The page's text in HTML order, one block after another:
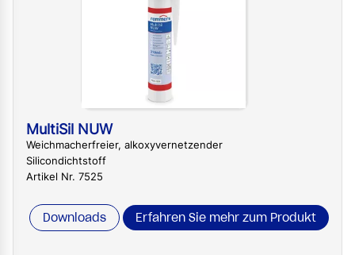
MultiSil NUW
Weichmacherfreier, alkoxyvernetzender
Silicondichtstoff
Artikel Nr. 7525
Downloads Erfahren Sie mehr zum Produkt